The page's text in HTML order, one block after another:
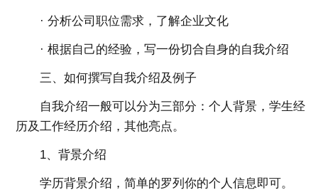
· 分析公司职位需求，了解企业文化
· 根据自己的经验，写一份切合自身的自我介绍
三、如何撰写自我介绍及例子
自我介绍一般可以分为三部分：个人背景，学生经
历及工作经历介绍，其他亮点。
1、背景介绍
学历背景介绍，简单的罗列你的个人信息即可。